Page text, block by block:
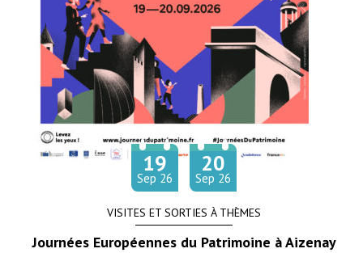
VISITES ET SORTIES À THÈMES
Journées Européennes du Patrimoine à Aizenay
Du 19
Sep tembre
26
au 20
Sep tembre
26